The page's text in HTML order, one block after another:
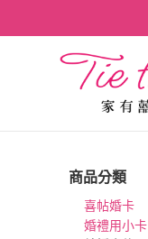
商品分類
喜帖婚卡
婚禮用小卡